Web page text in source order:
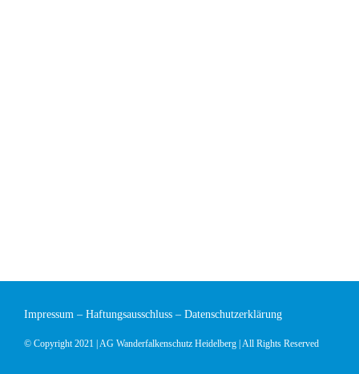
Impressum – Haftungsausschluss – Datenschutzerklärung
© Copyright 2021 | AG Wanderfalkenschutz Heidelberg | All Rights Reserved